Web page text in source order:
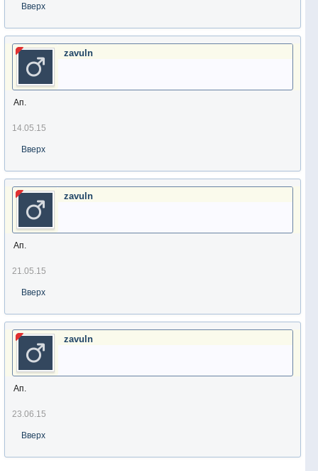
Вверх
zavuln
Ап.
14.05.15
Вверх
zavuln
Ап.
21.05.15
Вверх
zavuln
Ап.
23.06.15
Вверх